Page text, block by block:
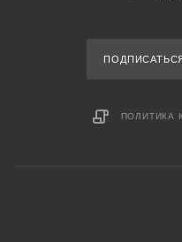
ПОЛИТИКА